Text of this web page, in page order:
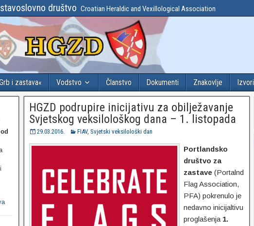
društvo Croatian Heraldic and Vexillological Association
i zastava« Vodstvo Članstvo Dokumenti Znakovlje Izvori
HGZD podrupire inicijativu za obilježavanje
Svjetskog veksilološkog dana – 1. listopada
29.03.2016. FIAV, Svjetski veksilološki dan
Portlandsko
društvo za
zastave (Portalnd
Flag Association,
PFA) pokrenulo je
nedavno inicijaltivu
proglašenja 1.